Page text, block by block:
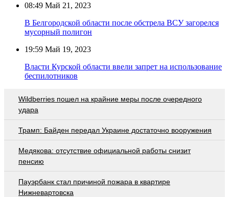
08:49 Май 21, 2023
В Белгородской области после обстрела ВСУ загорелся
мусорный полигон
19:59 Май 19, 2023
Власти Курской области ввели запрет на использование
беспилотников
Wildberries пошел на крайние меры после очередного
удара
Трамп: Байден передал Украине достаточно вооружения
Медякова: отсутствие официальной работы снизит
пенсию
Пауэрбанк стал причиной пожара в квартире
Нижневартовска